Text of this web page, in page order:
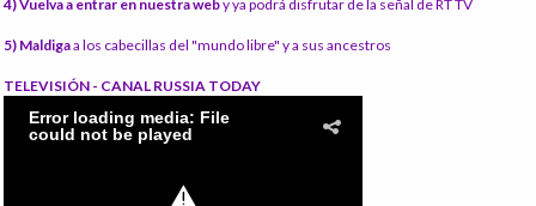
4) Vuelva a entrar en nuestra weby ya podrá disfrutar de la señal de RT TV
5) Maldigaa los cabecillas del "mundo libre" y a sus ancestros
TELEVISIÓN - CANAL RUSSIA TODAY